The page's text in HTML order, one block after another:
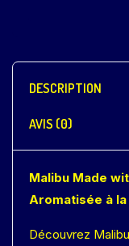
DESCRIPTION
AVIS (0)
Malibu Made
Aromatisée à la
Découvrez